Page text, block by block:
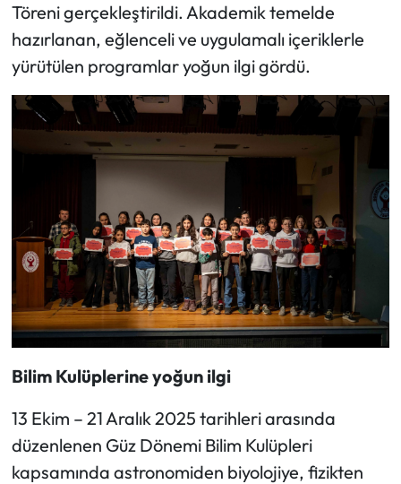
Töreni gerçekleştirildi. Akademik temelde
hazırlanan, eğlenceli ve uygulamalı içeriklerle
yürütülen programlar yoğun ilgi gördü.
Bilim Kulüplerine yoğun ilgi
13 Ekim – 21 Aralık 2025 tarihleri arasında
düzenlenen Güz Dönemi Bilim Kulüpleri
kapsamında astronomiden biyolojiye, fizikten